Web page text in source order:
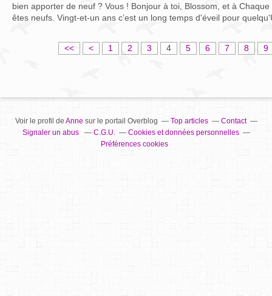
bien apporter de neuf ? Vous ! Bonjour à toi, Blossom, et à
êtes neufs. Vingt-et-un ans c’est un long temps d'éveil pour
<< < 1 2 3 4 5 6 7 8 9
Voir le profil de Annesur le portail Overblog Top articles
Contact
Signaler un abus
C.G.U.
Cookies et données personnelles
Préférences cookies